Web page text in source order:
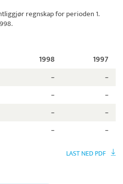
regnskap for perioden 1.
1998 1997
–
–
–
–
–
–
– –
LAST NED PDF